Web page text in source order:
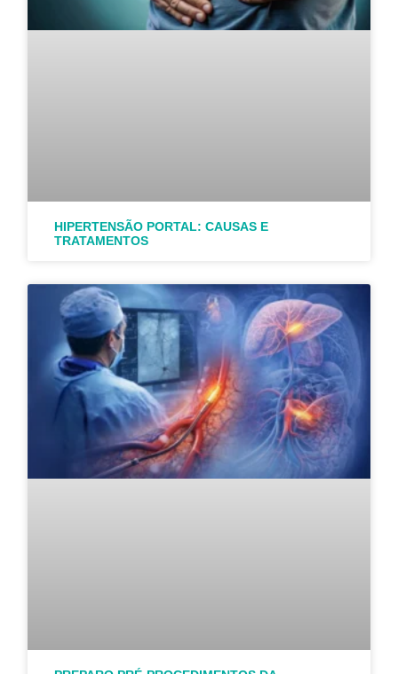
HIPERTENSÃO PORTAL: CAUSAS E
TRATAMENTOS